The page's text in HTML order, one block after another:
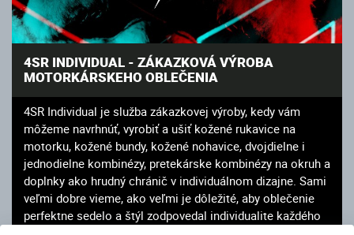
4SR INDIVIDUAL - ZÁKAZKOVÁ VÝROBA
MOTORKÁRSKEHO OBLEČENIA
4SR Individual je služba zákazkovej výroby, kedy vám
môžeme navrhnúť, vyrobiť a ušiť kožené rukavice na
motorku, kožené bundy, kožené nohavice, dvojdielne i
jednodielne kombinézy, pretekárske kombinézy na okruh a
doplnky ako hrudný chránič v individuálnom dizajne. Sami
veľmi dobre vieme, ako veľmi je dôležité, aby oblečenie
perfektne sedelo a štýl zodpovedal individualite každého